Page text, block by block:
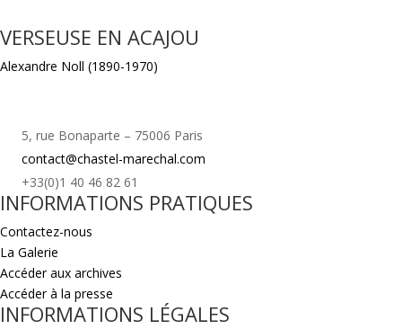
VERSEUSE EN ACAJOU
Alexandre Noll (1890-1970)
5, rue Bonaparte – 75006 Paris
contact@chastel-marechal.com
+33(0)1 40 46 82 61
INFORMATIONS PRATIQUES
Contactez-nous
La Galerie
Accéder aux archives
Accéder à la presse
INFORMATIONS LÉGALES